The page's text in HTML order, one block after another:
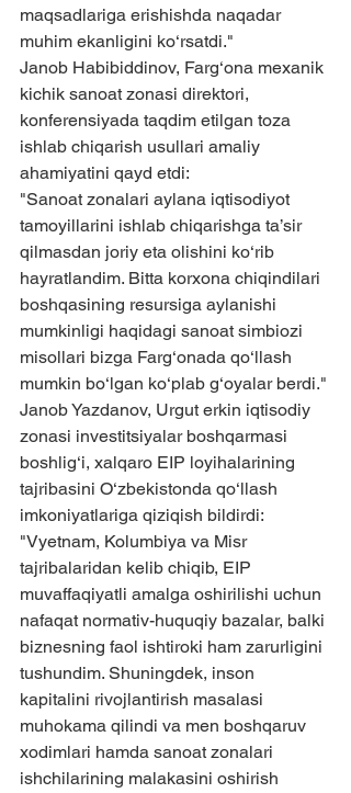
maqsadlariga erishishda naqadar
muhim ekanligini ko‘rsatdi."
Janob Habibiddinov, Farg‘ona mexanik
kichik sanoat zonasi direktori,
konferensiyada taqdim etilgan toza
ishlab chiqarish usullari amaliy
ahamiyatini qayd etdi:
"Sanoat zonalari aylana iqtisodiyot
tamoyillarini ishlab chiqarishga ta’sir
qilmasdan joriy eta olishini ko‘rib
hayratlandim. Bitta korxona chiqindilari
boshqasining resursiga aylanishi
mumkinligi haqidagi sanoat simbiozi
misollari bizga Farg‘onada qo‘llash
mumkin bo‘lgan ko‘plab g‘oyalar berdi."
Janob Yazdanov, Urgut erkin iqtisodiy
zonasi investitsiyalar boshqarmasi
boshlig‘i, xalqaro EIP loyihalarining
tajribasini O‘zbekistonda qo‘llash
imkoniyatlariga qiziqish bildirdi:
"Vyetnam, Kolumbiya va Misr
tajribalaridan kelib chiqib, EIP
muvaffaqiyatli amalga oshirilishi uchun
nafaqat normativ-huquqiy bazalar, balki
biznesning faol ishtiroki ham zarurligini
tushundim. Shuningdek, inson
kapitalini rivojlantirish masalasi
muhokama qilindi va men boshqaruv
xodimlari hamda sanoat zonalari
ishchilarining malakasini oshirish